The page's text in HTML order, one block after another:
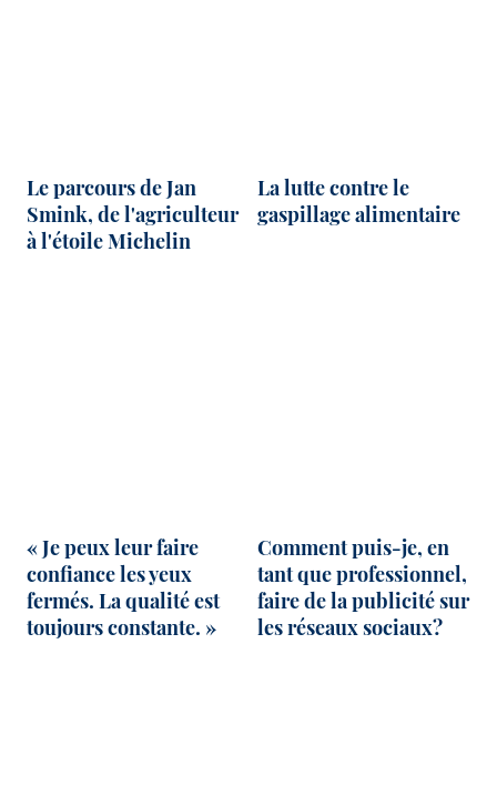
Le parcours de Jan
Smink, de l'agriculteur
à l'étoile Michelin
La lutte contre le
gaspillage alimentaire
« Je peux leur faire
confiance les yeux
fermés. La qualité est
toujours constante. »
Comment puis-je, en
tant que professionnel,
faire de la publicité sur
les réseaux sociaux?